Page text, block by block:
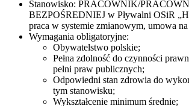
Stanowisko: PRACOWNIK/
BEZPOŚREDNIEJ w Pływalni OSiR
praca w systemie zmianowym, umowa na
Wymagania obligatoryjne:
Obywatelstwo polskie;
Pełna zdolność do czynności
pełni praw publicznych;
Odpowiedni stan zdrowia do
tym stanowisku;
Wykształcenie minimum średnie;